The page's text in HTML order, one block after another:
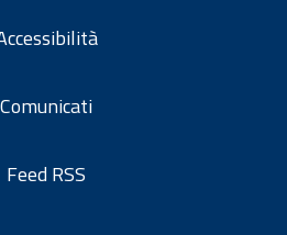
Comunicati
Feed RSS